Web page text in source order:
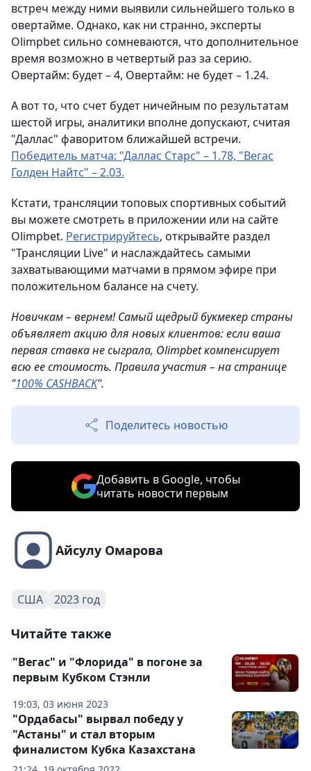
встреч между ними выявили сильнейшего только в
овертайме. Однако, как ни странно, эксперты
Olimpbet сильно сомневаются, что дополнительное
время возможно в четвертый раз за серию.
Овертайм: будет – 4, Овертайм: не будет – 1.24.
А вот то, что счет будет ничейным по результатам
шестой игры, аналитики вполне допускают, считая
"Даллас" фаворитом ближайшей встречи.
Победитель матча: "Даллас Старс" – 1.78, "Вегас
Голден Найтс" – 2.03.
Кстати, трансляции топовых спортивных событий
вы можете смотреть в приложении или на сайте
Olimpbet. Регистрируйтесь, открывайте раздел
"Трансляции Live" и наслаждайтесь самыми
захватывающими матчами в прямом эфире при
положительном балансе на счету.
Новичкам – вернем! Самый щедрый букмекер страны
объявляет акцию для новых клиентов: если ваша
первая ставка не сыграла, Olimpbet компенсирует
всю ее стоимость. Правила участия – на странице
"100% CASHBACK".
Поделитесь новостью
Добавить в Google, чтобы
читать новости первым
Айсулу Омарова
США 2023 год
Читайте также
19:03, 03 июня 2023
"Вегас" и "Флорида" в погоне за
первым Кубком Стэнли
"Ордабасы" вырвал победу у
"Астаны" и стал вторым
финалистом Кубка Казахстана